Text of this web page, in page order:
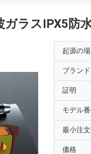
ラスIPX5防
起源の
ブラン
証明
モデル
最小注
価格